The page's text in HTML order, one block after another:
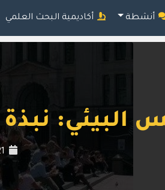
أنشطة أكاديمية البحث العلمي
البيئي: